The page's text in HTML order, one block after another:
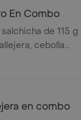
+ bebida PET
En Combo
de 115 g
cebolla
salsa de tomate
en combo